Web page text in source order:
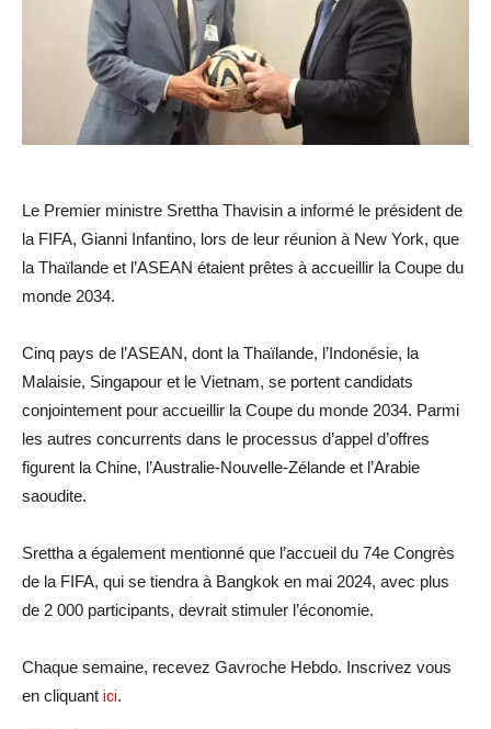
Le Premier ministre Srettha Thavisin a informé le président de
la FIFA, Gianni Infantino, lors de leur réunion à New York, que
la Thaïlande et l’ASEAN étaient prêtes à accueillir la Coupe du
monde 2034.
Cinq pays de l’ASEAN, dont la Thaïlande, l’Indonésie, la
Malaisie, Singapour et le Vietnam, se portent candidats
conjointement pour accueillir la Coupe du monde 2034. Parmi
les autres concurrents dans le processus d’appel d’offres
figurent la Chine, l’Australie-Nouvelle-Zélande et l’Arabie
saoudite.
Srettha a également mentionné que l’accueil du 74e Congrès
de la FIFA, qui se tiendra à Bangkok en mai 2024, avec plus
de 2 000 participants, devrait stimuler l’économie.
Chaque semaine, recevez Gavroche Hebdo. Inscrivez vous
en cliquant ici.